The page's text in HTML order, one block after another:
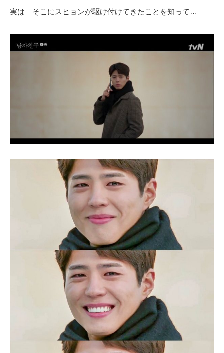
実は そこにスヒョンが駆け付けてきたことを知って…